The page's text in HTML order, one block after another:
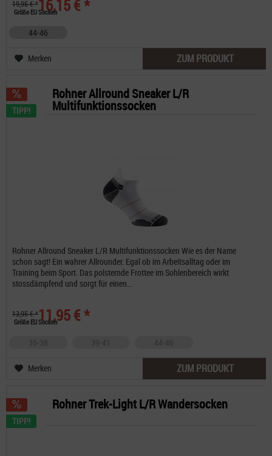
16,15 € *
19,95 € *
Größe EU Socken
44-46
Merken ZUM PRODUKT
TIPP!
Rohner Allround Sneaker L/R Multifunktionssocken Wie es der Name
schon sagt! Ein wahrer Allrounder. Egal ob im Arbeitsalltag oder im
Training beim Sport. Das polsternde Frottee im Sohlenbereich wirkt
stossdämpfend und sorgt für einen...
11,95 € *
13,95 € *
Rohner Allround Sneaker L/R
Multifunktionssocken
Größe EU Socken
Merken ZUM PRODUKT
TIPP!
Rohner Trek-Light L/R Wandersocken